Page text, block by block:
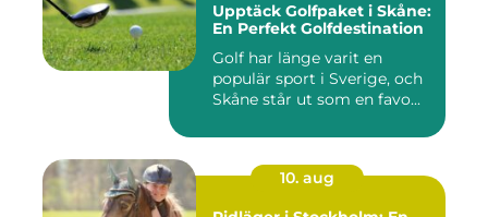
Upptäck Golfpaket i Skåne:
En Perfekt Golfdestination
Golf har länge varit en
populär sport i Sverige, och
Skåne står ut som en favo...
10. aug